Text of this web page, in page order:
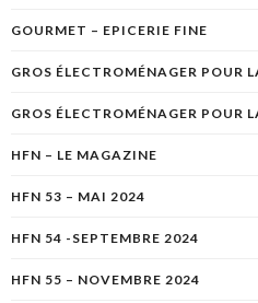
GOURMET – EPICERIE FINE
GROS ÉLECTROMÉNAGER POUR
GROS ÉLECTROMÉNAGER POUR
HFN – LE MAGAZINE
HFN 53 – MAI 2024
HFN 54 -SEPTEMBRE 2024
HFN 55 – NOVEMBRE 2024